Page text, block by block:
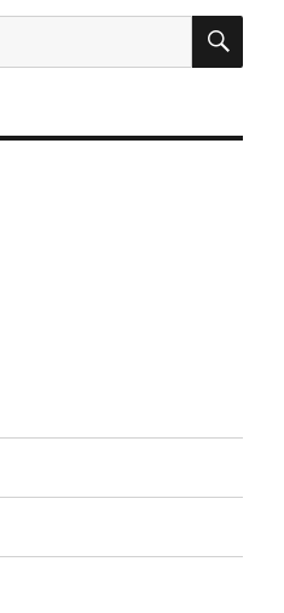
호철,노래 노노단,전노협2
,노래 박은영,박은영1집
래 꽃다지,노가공1995)
합창,노동의소리2006)
철,노래 합창,노동의소리
철,노래 박준,박준2집2003)
검